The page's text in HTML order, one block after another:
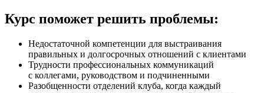
Курс поможет решить проблемы:
Недостаточной компетенции для выстраивания
правильных и долгосрочных отношений с клиентами
Трудности профессиональных коммуникаций
с коллегами, руководством и подчиненными
Разобщенности отделений клуба, когда каждый